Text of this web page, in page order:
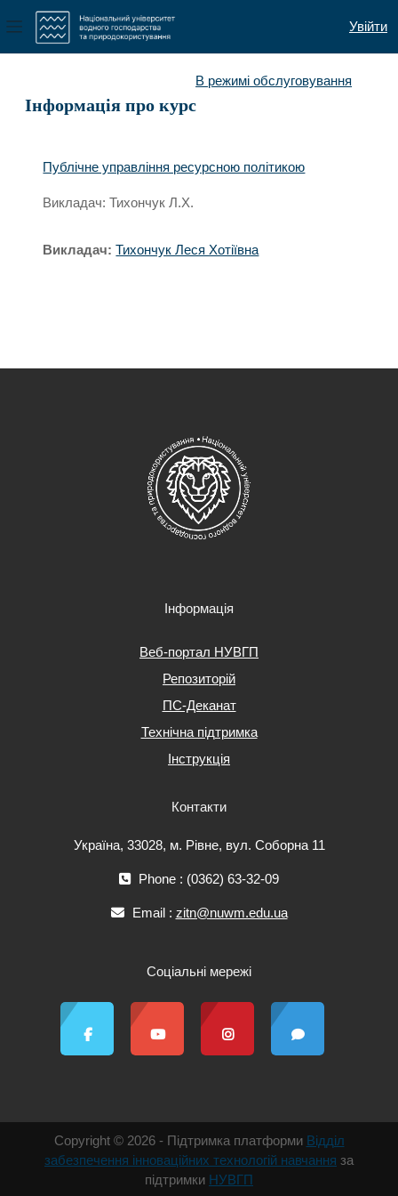
Бокова панель
Увійти
В режимі обслуговування
Інформація про курс
Публічне управління ресурсною політикою
Викладач: Тихончук Л.Х.
Викладач:Тихончук Леся Хотіївна
Інформація
Веб-портал НУВГП
Репозиторій
ПС-Деканат
Технічна підтримка
Інструкція
Контакти
Україна, 33028, м. Рівне, вул. Соборна 11
Phone : (0362) 63-32-09
Email : zitn@nuwm.edu.ua
Соціальні мережі
Copyright © 2026 - Підтримка платформи Відділ
забезпечення інноваційних технологій навчання за
підтримки НУВГП